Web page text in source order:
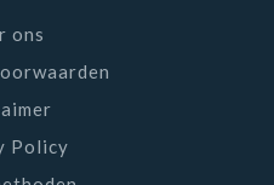
ons
Policy